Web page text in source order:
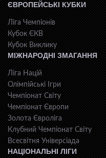
ЄВРОПЕЙСЬКІ КУБКИ
Ліга Чемпіонів
Кубок ЄКВ
Кубок Виклику
МІЖНАРОДНІ ЗМАГАННЯ
Ліга Націй
Олімпійські Ігри
Чемпіонат Світу
Чемпіонат Європи
Золота Євроліга
Клубний Чемпіонат Світу
Всесвiтня Унiверсiaда
НАЦІОНАЛЬНІ ЛІГИ